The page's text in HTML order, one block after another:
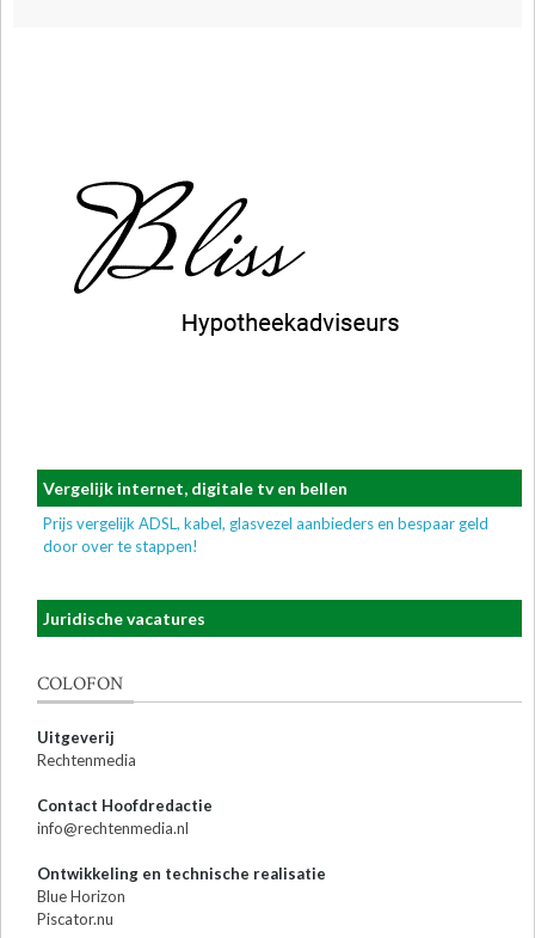
Vergelijk internet, digitale tv en bellen
Prijs vergelijk ADSL, kabel, glasvezel aanbieders en bespaar geld
door over te stappen!
Juridische vacatures
COLOFON
Uitgeverij
Rechtenmedia
Contact Hoofdredactie
info@rechtenmedia.nl
Ontwikkeling en technische realisatie
Blue Horizon
Piscator.nu